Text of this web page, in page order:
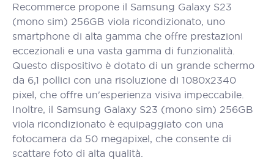
Recommerce propone il Samsung Galaxy S23
(mono sim) 256GB viola ricondizionato, uno
smartphone di alta gamma che offre prestazioni
eccezionali e una vasta gamma di funzionalità.
Questo dispositivo è dotato di un grande schermo
da 6,1 pollici con una risoluzione di 1080x2340
pixel, che offre un'esperienza visiva impeccabile.
Inoltre, il Samsung Galaxy S23 (mono sim) 256GB
viola ricondizionato è equipaggiato con una
fotocamera da 50 megapixel, che consente di
scattare foto di alta qualità.